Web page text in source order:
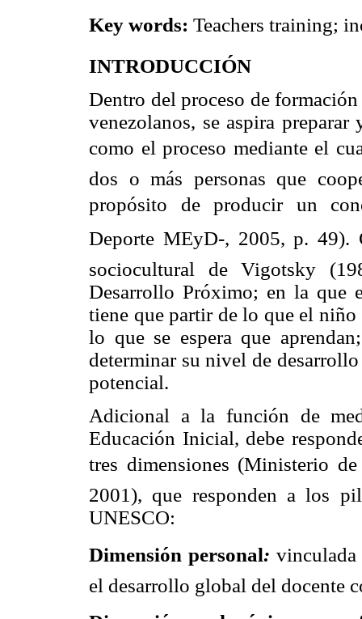
Key words: Teachers training;
INTRODUCCIÓN
Dentro del proceso de
venezolanos, se aspira
como el proceso mediante el
dos o más personas que
propósito de producir un
Deporte MEyD-, 2005, p.
sociocultural de Vigotsky
Desarrollo Próximo; en la que
tiene que partir de lo que el
lo que se espera que
determinar su nivel de
potencial.
Adicional a la función de
Educación Inicial, debe
tres dimensiones (Ministerio
2001), que responden a los
UNESCO:
Dimensión personal: vinculada
el desarrollo global del docente